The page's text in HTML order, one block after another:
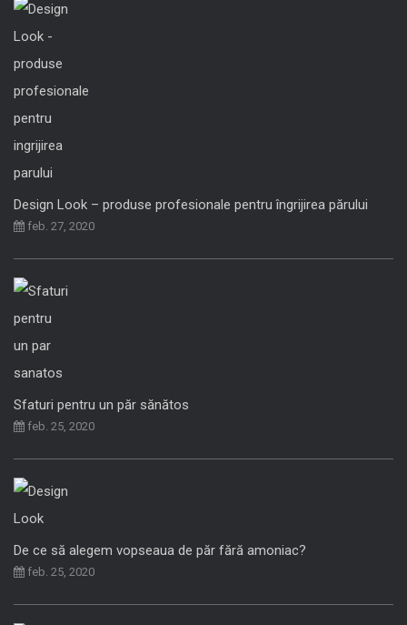
Design Look – produse profesionale pentru îngrijirea părului
feb. 27, 2020
Sfaturi pentru un păr sănătos
feb. 25, 2020
De ce să alegem vopseaua de păr fără amoniac?
feb. 25, 2020